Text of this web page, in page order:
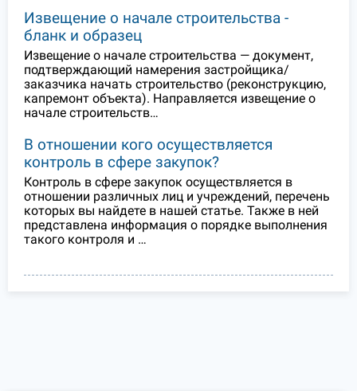
Извещение о начале строительства -
бланк и образец
Извещение о начале строительства — документ,
подтверждающий намерения застройщика/
заказчика начать строительство (реконструкцию,
капремонт объекта). Направляется извещение о
начале строительств…
В отношении кого осуществляется
контроль в сфере закупок?
Контроль в сфере закупок осуществляется в
отношении различных лиц и учреждений, перечень
которых вы найдете в нашей статье. Также в ней
представлена информация о порядке выполнения
такого контроля и …